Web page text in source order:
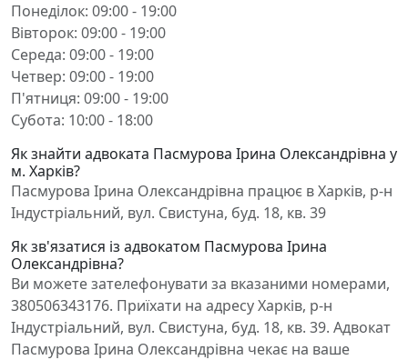
Понеділок: 09:00 - 19:00
Вівторок: 09:00 - 19:00
Середа: 09:00 - 19:00
Четвер: 09:00 - 19:00
П'ятниця: 09:00 - 19:00
Субота: 10:00 - 18:00
Як знайти адвоката Пасмурова Ірина Олександрівна у
м. Харків?
Пасмурова Ірина Олександрівна працює в Харків, р-н
Індустріальний, вул. Свистуна, буд. 18, кв. 39
Як зв'язатися із адвокатом Пасмурова Ірина
Олександрівна?
Ви можете зателефонувати за вказаними номерами,
380506343176. Приїхати на адресу Харків, р-н
Індустріальний, вул. Свистуна, буд. 18, кв. 39. Адвокат
Пасмурова Ірина Олександрівна чекає на ваше